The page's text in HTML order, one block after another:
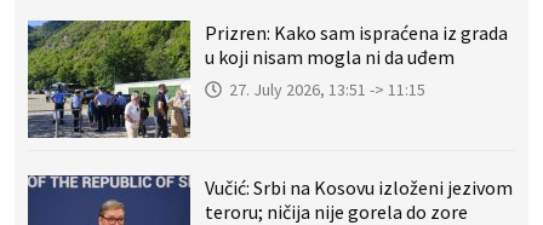
Prizren: Kako sam ispraćena iz grada
u koji nisam mogla ni da uđem
27. July 2026, 13:51 -> 11:15
Vučić: Srbi na Kosovu izloženi jezivom
teroru; ničija nije gorela do zore